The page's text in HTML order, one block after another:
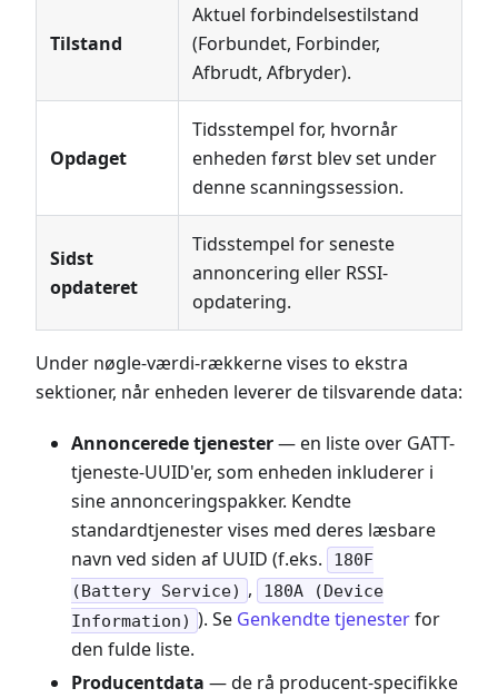
Tilstand
Aktuel forbindelsestilstand
(Forbundet, Forbinder,
Afbrudt, Afbryder).
Opdaget
Tidsstempel for, hvornår
enheden først blev set under
denne scanningssession.
Sidst
opdateret
Tidsstempel for seneste
annoncering eller RSSI-
opdatering.
Under nøgle-værdi-rækkerne vises to ekstra
sektioner, når enheden leverer de tilsvarende data:
Annoncerede tjenester— en liste over GATT-
tjeneste-UUID'er, som enheden inkluderer i
sine annonceringspakker. Kendte
standardtjenester vises med deres læsbare
navn ved siden af UUID (f.eks.
180F
(Battery Service) ,
180A (Device
Information) ). Se Genkendte tjenesterfor
den fulde liste.
Producentdata — de rå producent-specifikke